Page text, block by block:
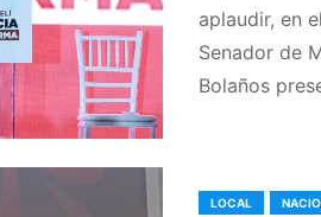
aplaudir, en
Senador de
Bolaños
LOCAL